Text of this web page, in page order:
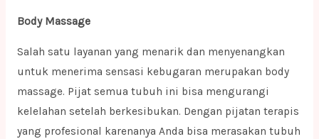
Body Massage
Salah satu layanan yang menarik dan menyenangkan
untuk menerima sensasi kebugaran merupakan body
massage. Pijat semua tubuh ini bisa mengurangi
kelelahan setelah berkesibukan. Dengan pijatan terapis
yang profesional karenanya Anda bisa merasakan tubuh